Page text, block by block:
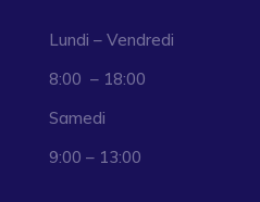
Lundi – Vendredi
8:00 – 18:00
Samedi
9:00 – 13:00